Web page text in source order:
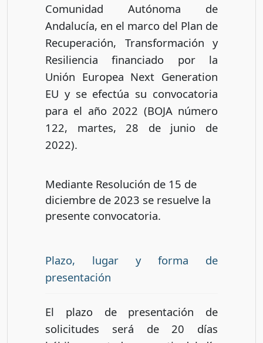
Comunidad Autónoma de
Andalucía, en el marco del Plan de
Recuperación, Transformación y
Resiliencia financiado por la
Unión Europea Next Generation
EU y se efectúa su convocatoria
para el año 2022 (BOJA número
122, martes, 28 de junio de
2022).
Mediante Resolución de 15 de
diciembre de 2023 se resuelve la
presente convocatoria.
Plazo, lugar y forma de
presentación
El plazo de presentación de
solicitudes será de 20 días